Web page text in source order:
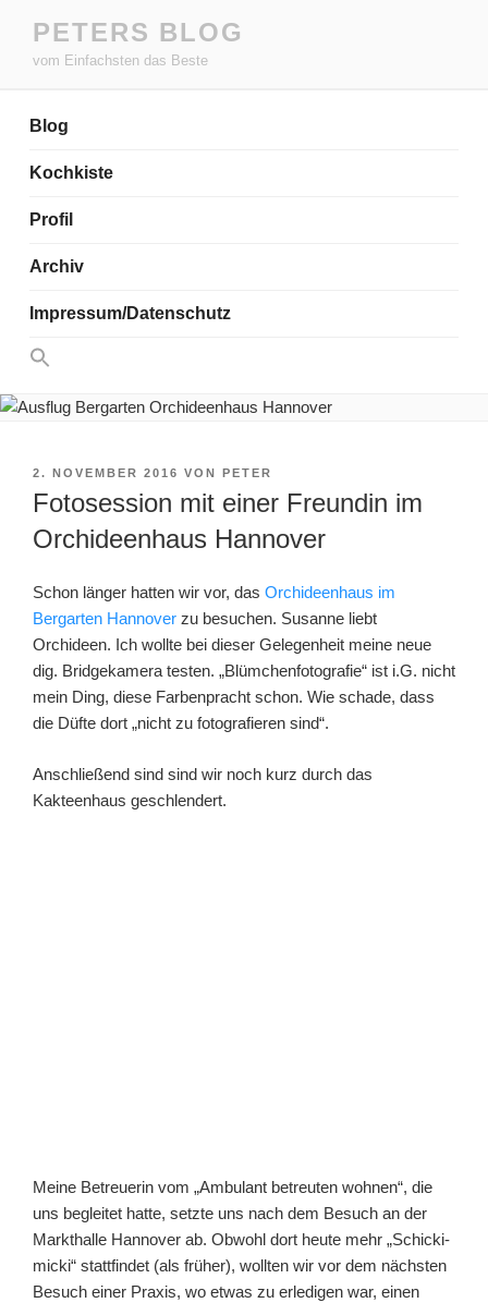
Inhalt
springen
PETERS BLOG
vom Einfachsten das Beste
Blog
Kochkiste
Profil
Archiv
Impressum/Datenschutz
Search
for:
VERÖFFENTLICHT
AM
2. NOVEMBER 2016 VON PETER
Fotosession mit einer Freundin im
Orchideenhaus Hannover
Schon länger hatten wir vor, das Orchideenhaus im
Bergarten Hannover zu besuchen. Susanne liebt
Orchideen. Ich wollte bei dieser Gelegenheit meine neue
dig. Bridgekamera testen. „Blümchenfotografie“ ist i.G. nicht
mein Ding, diese Farbenpracht schon. Wie schade, dass
die Düfte dort „nicht zu fotografieren sind“.
Anschließend sind sind wir noch kurz durch das
Kakteenhaus geschlendert.
Meine Betreuerin vom „Ambulant betreuten wohnen“, die
uns begleitet hatte, setzte uns nach dem Besuch an der
Markthalle Hannover ab. Obwohl dort heute mehr „Schicki-
micki“ stattfindet (als früher), wollten wir vor dem nächsten
Besuch einer Praxis, wo etwas zu erledigen war, einen